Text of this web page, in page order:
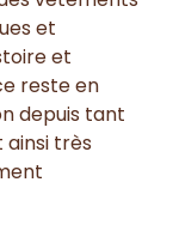
et
et
reste en
depuis tant
ainsi très